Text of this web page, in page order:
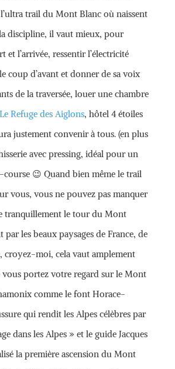
trail du Mont Blanc où naissent
discipline, il vaut mieux, pour
et l’arrivée, ressentir l’électricité
coup d’avant et donner de sa voix
de la traversée, louer une chambre
Le Refuge des Aiglons, hôtel 4 étoiles
justement convenir à tous. (en plus
avec pressing, idéal pour un
course 😉 Quand bien même le trail
vous, vous ne pouvez pas manquer
tranquillement le tour du Mont
par les beaux paysages de France, de
croyez-moi, cela vaut amplement
vous portez votre regard sur le Mont
comme le font Horace-
qui rendit les Alpes célèbres par
dans les Alpes » et le guide Jacques
la première ascension du Mont